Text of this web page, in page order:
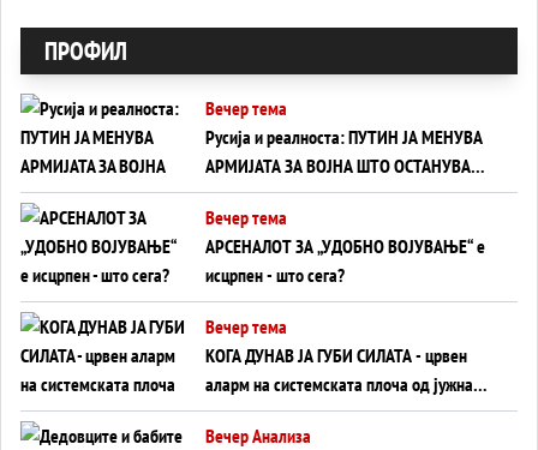
ПРОФИЛ
Вечер тема
Русија и реалноста: ПУТИН ЈА МЕНУВА
АРМИЈАТА ЗА ВОЈНА ШТО ОСТАНУВА
БЕЗ ФРОНТ
Вечер тема
АРСЕНАЛОТ ЗА „УДОБНО ВОЈУВАЊЕ“ е
исцрпен - што сега?
Вечер тема
КОГА ДУНАВ ЈА ГУБИ СИЛАТА - црвен
аларм на системската плоча од јужна
Германија до Црното Море...
Вечер Анализа